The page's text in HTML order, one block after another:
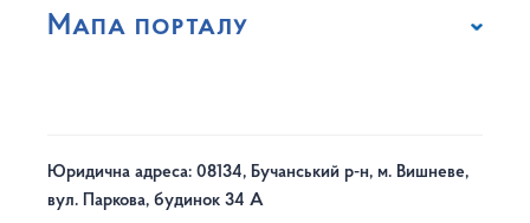
Мапа порталу
Юридична адреса: 08134, Бучанський р-н, м. Вишневе,
вул. Паркова, будинок 34 А